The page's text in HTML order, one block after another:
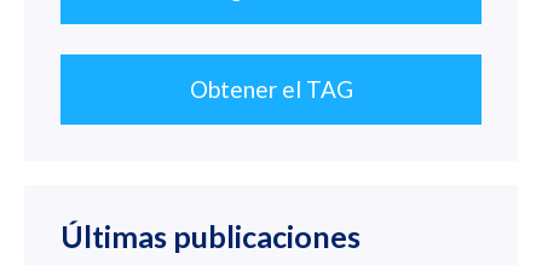
Obtener el TAG
Últimas publicaciones